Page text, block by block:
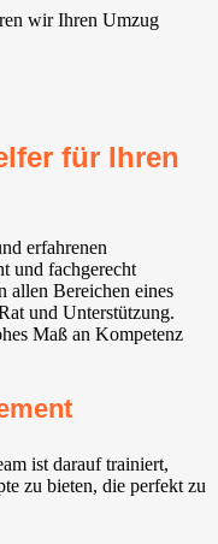
wir Ihren Umzug
für Ihren
erfahrenen
und fachgerecht
allen Bereichen eines
und Unterstützung.
Maß an Kompetenz
ist darauf trainiert,
zu bieten, die perfekt zu